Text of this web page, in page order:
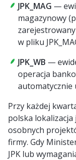
JPK_MAG —
magazynowy
w pliku
JPK_WB —
operacja
automatycznie
Przy każdej
polska
osobnych
firmy. Gdy
JPK lub